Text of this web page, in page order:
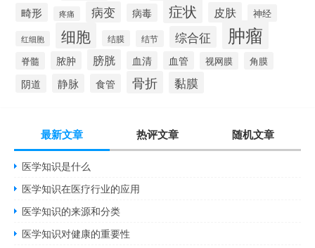
畸形 疼痛 病变 病毒 症状 皮肤 神经
红细胞 细胞 结膜 结节 综合征 肿瘤
脊髓 脓肿 膀胱 血清 血管 视网膜 角膜
阴道 静脉 食管 骨折 黏膜
最新文章 热评文章 随机文章
医学知识是什么
医学知识在医疗行业的应用
医学知识的来源和分类
医学知识对健康的重要性